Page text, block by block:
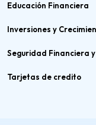
Educación Financiera
Inversiones y
Seguridad Financiera
Tarjetas de credito